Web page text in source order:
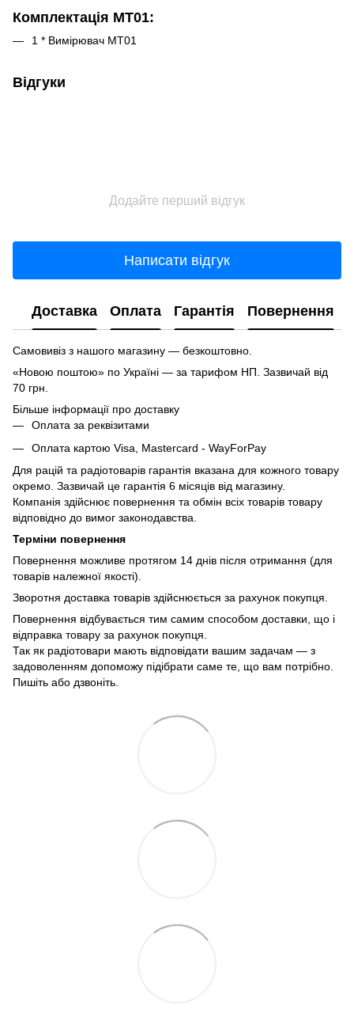
Комплектація MT01:
1 * Вимірювач MT01
Відгуки
Додайте перший відгук
Написати відгук
Доставка Оплата Гарантія Повернення
Самовивіз з нашого магазину — безкоштовно.
«Новою поштою» по Україні — за тарифом НП. Зазвичай від
70 грн.
Більше інформації про доставку
Оплата за реквізитами
Оплата картою Visa, Mastercard - WayForPay
Для рацій та радіотоварів гарантія вказана для кожного товару
окремо. Зазвичай це гарантія 6 місяців від магазину.
Компанія здійснює повернення та обмін всіх товарів товару
відповідно до вимог законодавства.
Терміни повернення
Повернення можливе протягом 14 днів після отримання (для
товарів належної якості).
Зворотня доставка товарів здійснюється за рахунок покупця.
Повернення відбувається тим самим способом доставки, що і
відправка товару за рахунок покупця.
Так як радіотовари мають відповідати вашим задачам — з
задоволенням допоможу підібрати саме те, що вам потрібно.
Пишіть або дзвоніть.